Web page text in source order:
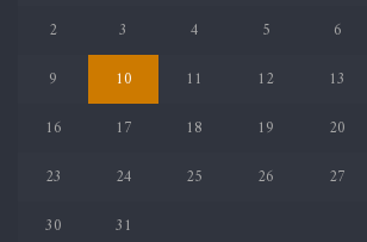
2
3 4 5 6
9
10 11 12 13
16
17 18 19 20
23
24 25 26 27
30
31